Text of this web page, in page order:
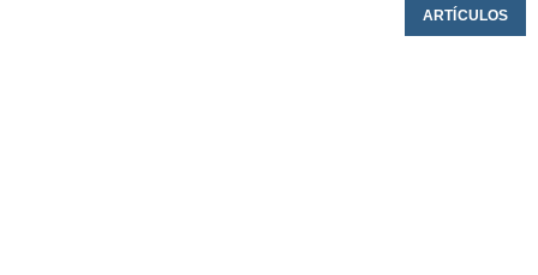
ARTÍCULOS